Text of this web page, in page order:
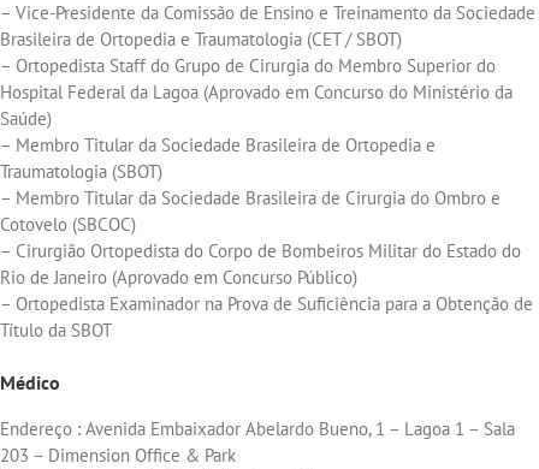
– Vice-Presidente da Comissão de Ensino e Treinamento da Sociedade
Brasileira de Ortopedia e Traumatologia (CET / SBOT)
– Ortopedista Staff do Grupo de Cirurgia do Membro Superior do
Hospital Federal da Lagoa (Aprovado em Concurso do Ministério da
Saúde)
– Membro Titular da Sociedade Brasileira de Ortopedia e
Traumatologia (SBOT)
– Membro Titular da Sociedade Brasileira de Cirurgia do Ombro e
Cotovelo (SBCOC)
– Cirurgião Ortopedista do Corpo de Bombeiros Militar do Estado do
Rio de Janeiro (Aprovado em Concurso Público)
– Ortopedista Examinador na Prova de Suficiência para a Obtenção de
Título da SBOT
Médico
Endereço : Avenida Embaixador Abelardo Bueno, 1 – Lagoa 1 – Sala
203 – Dimension Office & Park